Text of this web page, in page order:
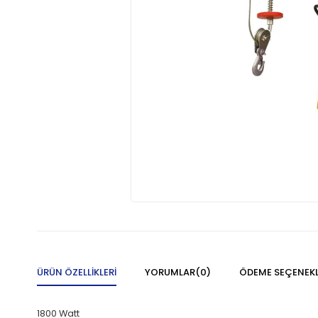
ÜRÜN ÖZELLIKLERI YORUMLAR(0) ÖDEME
1800 Watt